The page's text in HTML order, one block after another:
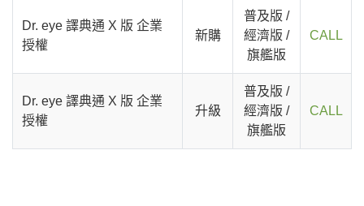
Dr. eye 譯典通 X 版 企業
授權
新購
普及版 /
經濟版 /
旗艦版
CALL
Dr. eye 譯典通 X 版 企業
授權
升級
普及版 /
經濟版 /
旗艦版
CALL